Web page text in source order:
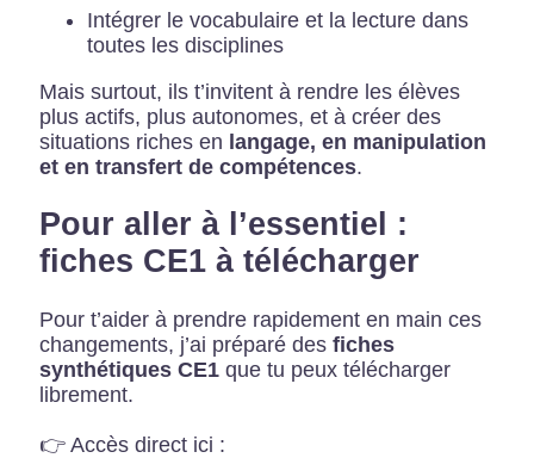
Intégrer le vocabulaire et la lecture dans
toutes les disciplines
Mais surtout, ils t’invitent à rendre les élèves
plus actifs, plus autonomes, et à créer des
situations riches en langage, en manipulation
et en transfert de compétences.
Pour aller à l’essentiel :
fiches CE1 à télécharger
Pour t’aider à prendre rapidement en main ces
changements, j’ai préparé des fiches
synthétiques CE1 que tu peux télécharger
librement.
👉 Accès direct ici :